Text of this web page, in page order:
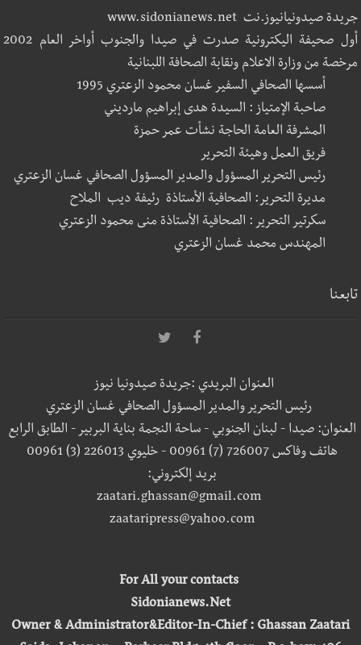
جريدة صيدونيانيوز.نت www.sidonianews.net
أول صحيفة اليكترونية صدرت في صيدا والجنوب أواخر العام 2002
مرخصة من وزارة الاعلام ونقابة الصحافة اللبنانية
أسسها الصحافي السفير غسان محمود الزعتري 1995
صاحبة الإمتياز : السيدة هدى إبراهيم مارديني
المشرفة العامة الحاجة نشأت عمر حمزة
فريق العمل وهيئة التحرير
رئيس التحرير المسؤول والمدير المسؤول الصحافي غسان الزعتري
مديرة التحرير: الصحافية الأستاذة رئيفة ديب الملاح
سكرتير التحرير : الصحافية الأستاذة منى محمود الزعتري
المهندس محمد غسان الزعتري
تابعنا
العنوان البريدي :جريدة صيدونيا نيوز
رئيس التحرير والمدير المسؤول الصحافي غسان الزعتري
العنوان: صيدا - لبنان الجنوبي - ساحة النجمة بناية البربير - الطابق الرابع
هاتف وفاكس 726007 (7) 00961 - خليوي 226013 (3) 00961
بريد إلكتروني:
zaatari.ghassan@gmail.com
zaataripress@yahoo.com
For All your contacts
Sidonianews.Net
Owner & Administrator&Editor-In-Chief : Ghassan Zaatari